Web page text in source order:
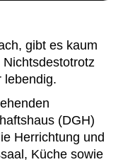
gibt es kaum
lebendig.
(DGH)
Herrichtung und
Küche sowie